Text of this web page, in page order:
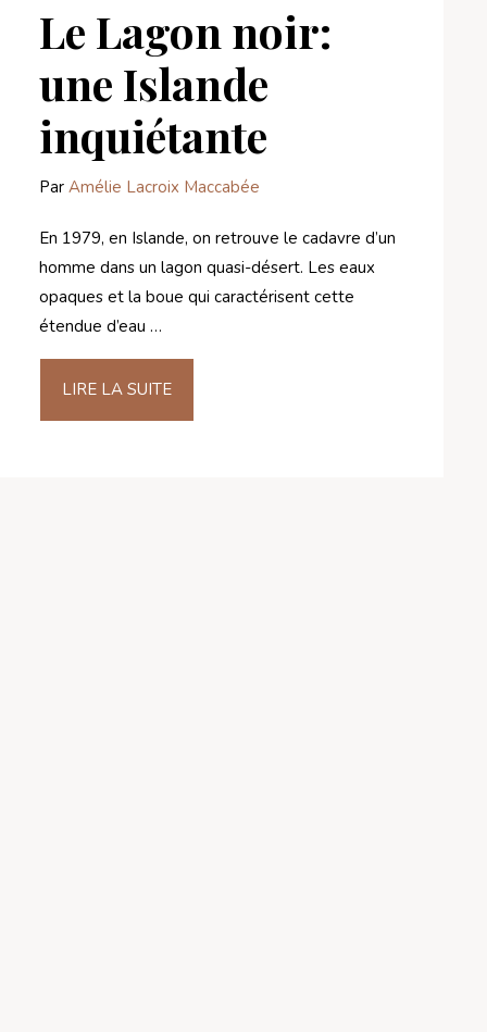
Le Lagon noir:
une Islande
inquiétante
Par Amélie Lacroix Maccabée
En 1979, en Islande, on retrouve le cadavre d’un
homme dans un lagon quasi-désert. Les eaux
opaques et la boue qui caractérisent cette
étendue d’eau …
LIRE LA SUITE